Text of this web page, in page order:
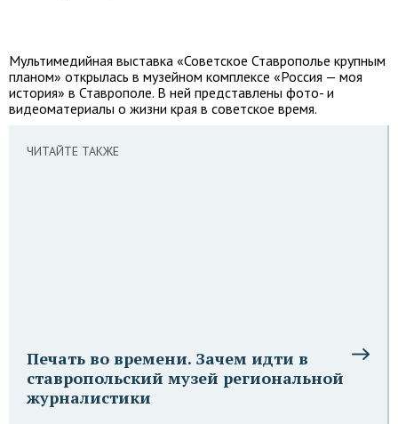
Мультимедийная выставка «Советское Ставрополье крупным
планом» открылась в музейном комплексе «Россия — моя
история» в Ставрополе. В ней представлены фото- и
видеоматериалы о жизни края в советское время.
ЧИТАЙТЕ ТАКЖЕ
Печать во времени. Зачем идти в
ставропольский музей региональной
журналистики